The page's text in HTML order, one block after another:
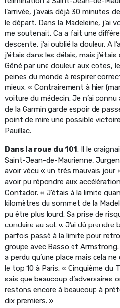
l’arrivée, j’avais déjà 30 minutes
le départ. Dans la Madeleine, j’ai
me soutenait. Ca a fait une
descente, j’ai oublié la douleur. A
j’étais dans les délais, mais
Gêné par une douleur aux cotes,
peines du monde à respirer
mieux. « Contrairement à hier
voiture du médecin. Je n’ai
de la Garmin garde espoir de
point de mire une possible
Pauillac.
Dans la roue du 101. Il le
Saint-Jean-de-Maurienne,
avoir vécu « un très mauvais jour
avoir pu répondre aux
Contador. « J’étais à la limite
kilomètres du sommet de la
pu être plus lourd. Sa prise de
conduire au sol. « J’ai dû prendre
parfois passé à la limite pour
groupe avec Basso et Armstrong.
a perdu qu’une place mais cela
le top 10 à Paris. « Cinquième du
sais que beaucoup d’adversaires
restons encore à beaucoup à
dix premiers. »